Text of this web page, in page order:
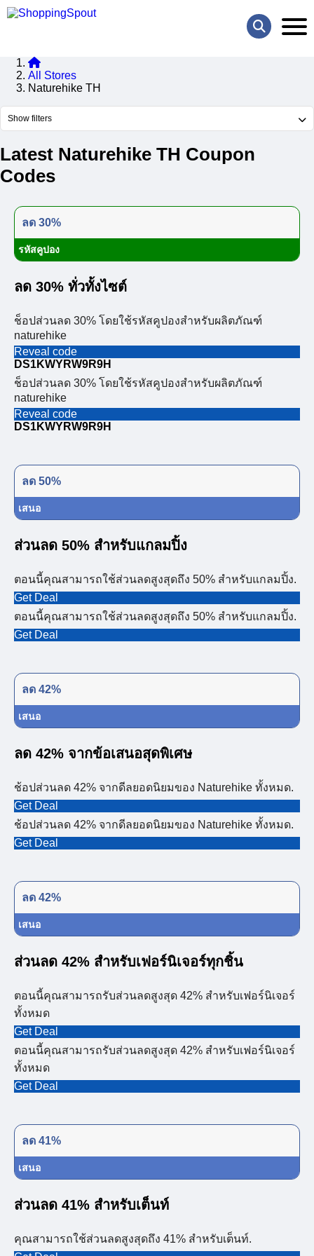
All Stores
Naturehike TH
Show filters
Latest Naturehike TH Coupon
Codes
ลด 30%
รหัสคูปอง
ลด 30% ทั่วทั้งไซต์
ช็อปส่วนลด 30% โดยใช้รหัสคูปองสำหรับผลิตภัณฑ์
naturehike
Reveal code
DS1KWYRW9R9H
ช็อปส่วนลด 30% โดยใช้รหัสคูปองสำหรับผลิตภัณฑ์
naturehike
Reveal code
DS1KWYRW9R9H
ลด 50%
เสนอ
ส่วนลด 50% สำหรับแกลมปิ้ง
ตอนนี้คุณสามารถใช้ส่วนลดสูงสุดถึง 50% สำหรับแกลมปิ้ง.
Get Deal
ตอนนี้คุณสามารถใช้ส่วนลดสูงสุดถึง 50% สำหรับแกลมปิ้ง.
Get Deal
ลด 42%
เสนอ
ลด 42% จากข้อเสนอสุดพิเศษ
ช้อปส่วนลด 42% จากดีลยอดนิยมของ Naturehike ทั้งหมด.
Get Deal
ช้อปส่วนลด 42% จากดีลยอดนิยมของ Naturehike ทั้งหมด.
Get Deal
ลด 42%
เสนอ
ส่วนลด 42% สำหรับเฟอร์นิเจอร์ทุกชิ้น
ตอนนี้คุณสามารถรับส่วนลดสูงสุด 42% สำหรับเฟอร์นิเจอร์
ทั้งหมด
Get Deal
ตอนนี้คุณสามารถรับส่วนลดสูงสุด 42% สำหรับเฟอร์นิเจอร์
ทั้งหมด
Get Deal
ลด 41%
เสนอ
ส่วนลด 41% สำหรับเต็นท์
คุณสามารถใช้ส่วนลดสูงสุดถึง 41% สำหรับเต็นท์.